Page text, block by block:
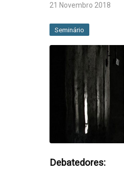
21 Novembro 2018
Seminário
Debatedores: